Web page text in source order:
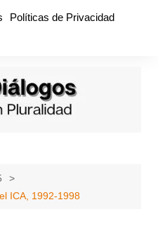
Políticas de Privacidad
ICA, 1992-1998